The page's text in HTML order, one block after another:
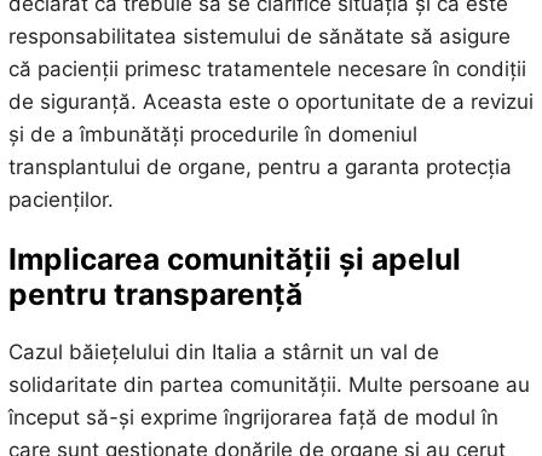
responsabilitatea sistemului de sănătate să asigure
că pacienții primesc tratamentele necesare în condiții
de siguranță. Aceasta este o oportunitate de a revizui
și de a îmbunătăți procedurile în domeniul
transplantului de organe, pentru a garanta protecția
pacienților.
Implicarea comunității și apelul
pentru transparență
Cazul băiețelului din Italia a stârnit un val de
solidaritate din partea comunității. Multe persoane au
început să-și exprime îngrijorarea față de modul în
care sunt gestionate donările de organe și au cerut